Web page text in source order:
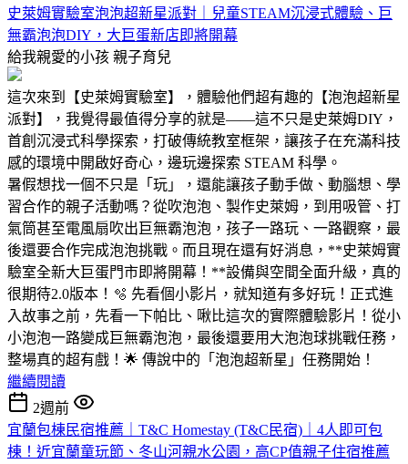
史萊姆實驗室泡泡超新星派對｜兒童STEAM沉浸式體驗、巨
無霸泡泡DIY，大巨蛋新店即將開幕
給我親愛的小孩 親子育兒
這次來到【史萊姆實驗室】，體驗他們超有趣的【泡泡超新星
派對】，我覺得最值得分享的就是——這不只是史萊姆DIY，
首創沉浸式科學探索，打破傳統教室框架，讓孩子在充滿科技
感的環境中開啟好奇心，邊玩邊探索 STEAM 科學。
暑假想找一個不只是「玩」，還能讓孩子動手做、動腦想、學
習合作的親子活動嗎？從吹泡泡、製作史萊姆，到用吸管、打
氣筒甚至電風扇吹出巨無霸泡泡，孩子一路玩、一路觀察，最
後還要合作完成泡泡挑戰。而且現在還有好消息，**史萊姆實
驗室全新大巨蛋門市即將開幕！**設備與空間全面升級，真的
很期待2.0版本！🫧 先看個小影片，就知道有多好玩！正式進
入故事之前，先看一下帕比、啾比這次的實際體驗影片！從小
小泡泡一路變成巨無霸泡泡，最後還要用大泡泡球挑戰任務，
整場真的超有戲！🌟 傳說中的「泡泡超新星」任務開始！
繼續閱讀
2週前
宜蘭包棟民宿推薦｜T&C Homestay (T&C民宿)｜4人即可包
棟！近宜蘭童玩節、冬山河親水公園，高CP值親子住宿推薦